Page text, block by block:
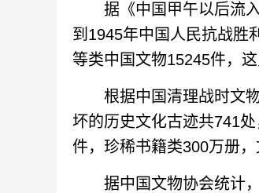
据《中国甲午以后流入
到1945年中国人民抗战胜
等类中国文物15245件，
根据中国清理战时文物
坏的历史文化古迹共741
件，珍稀书籍类300万册，
据中国文物协会统计，